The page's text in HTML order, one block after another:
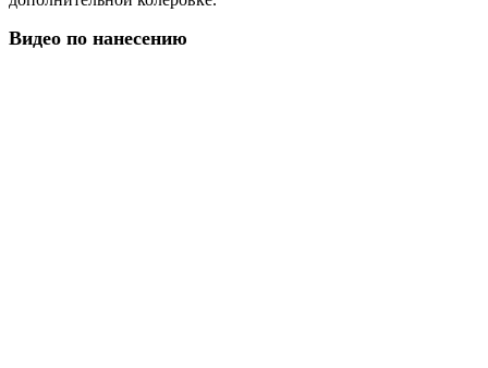
Видео по нанесению